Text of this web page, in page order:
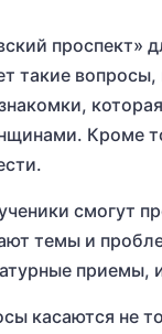
проспект»
такие
Кроме
смогут
темы и
приемы,
касаются не